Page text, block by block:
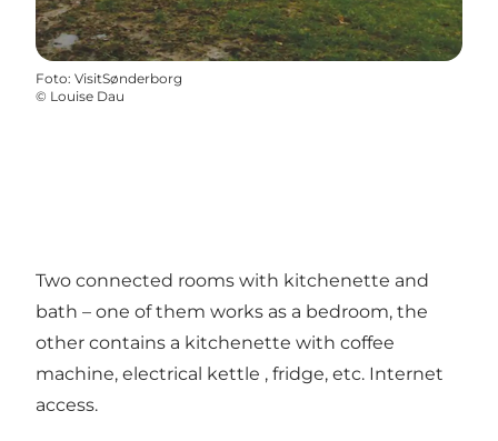
Foto: VisitSønderborg
© Louise Dau
Two connected rooms with kitchenette and
bath – one of them works as a bedroom, the
other contains a kitchenette with coffee
machine, electrical kettle , fridge, etc. Internet
access.